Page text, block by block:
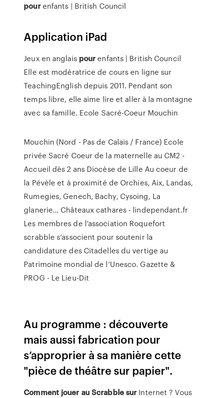
pourenfants | British Council
Application iPad
Jeux en anglais pourenfants | British Council
Elle est modératrice de cours en ligne sur
TeachingEnglish depuis 2011. Pendant son
temps libre, elle aime lire et aller à la montagne
avec sa famille. Ecole Sacré-Coeur Mouchin
Mouchin (Nord - Pas de Calais / France) Ecole
privée Sacré Coeur de la maternelle au CM2 -
Accueil dès 2 ans Diocèse de Lille Au coeur de
la Pévèle et à proximité de Orchies, Aix, Landas,
Rumegies, Genech, Bachy, Cysoing, La
glanerie… Châteaux cathares - lindependant.fr
Les membres de l’association Roquefort
scrabble s’associent pour soutenir la
candidature des Citadelles du vertige au
Patrimoine mondial de l’Unesco. Gazette &
PROG - Le Lieu-Dit
Au programme : découverte
mais aussi fabrication pour
s’approprier à sa manière cette
"pièce de théâtre sur papier".
Comment jouer auScrabblesur Internet ? Vous